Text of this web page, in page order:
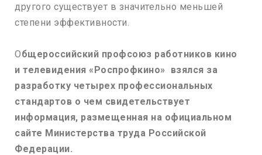
другого существует в значительно меньшей
степени эффективности.
Общероссийский профсоюз работников кино
и телевидения «Роспрофкино» взялся за
разработку четырех профессиональных
стандартов о чем свидетельствует
информация, размещенная на официальном
сайте Министерства труда Российской
Федерации.